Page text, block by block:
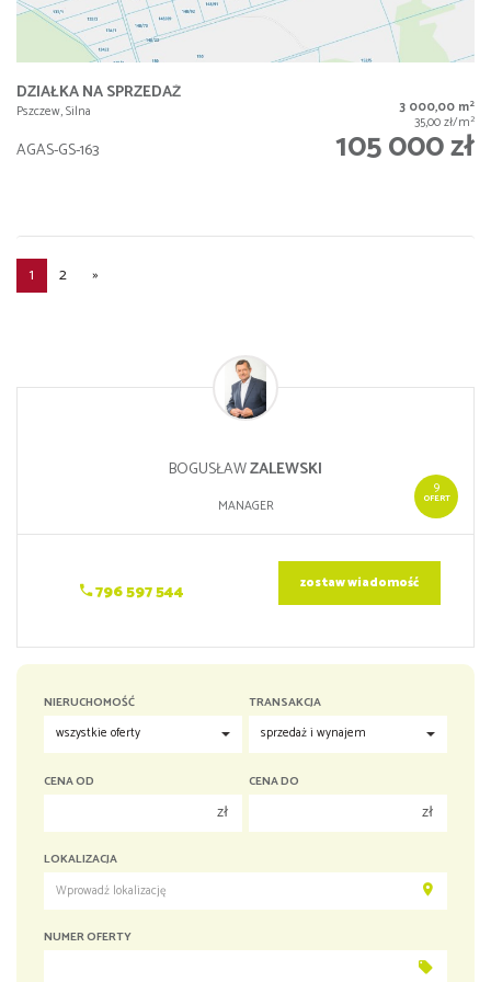
DZIAŁKA NA SPRZEDAŻ
Pszczew, Silna 3 000,00 m2
35,00 zł/m2
AGAS-GS-163 105 000 zł
1 2 »
9
OFERT
BOGUSŁAWZALEWSKI
MANAGER
796 597 544 zostaw wiadomość
NIERUCHOMOŚĆ TRANSAKCJA
CENA OD
zł
250 000 zł
300 000 zł
CENA DO
zł
250 000 zł
LOKALIZACJA
NUMER OFERTY